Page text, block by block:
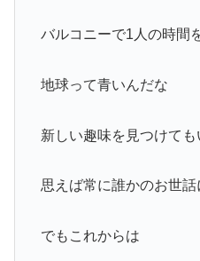
バルコニーで1人の時間
地球って青いんだな
新しい趣味を見つけても
思えば常に誰かのお世話
でもこれからは